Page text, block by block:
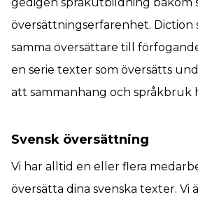
översättningserfarenhet. Diction
samma översättare till
en serie texter som översätts
att sammanhang och språkbruk
Svensk översättning
Vi har alltid en eller flera
översätta dina svenska texter. Vi